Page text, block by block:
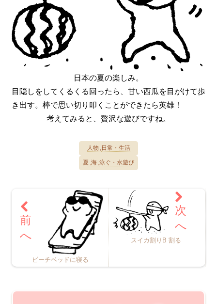
日本の夏の楽しみ。
目隠しをしてくるくる回ったら、甘い西瓜を目がけて歩
き出す。棒で思い切り叩くことができたら英雄！
考えてみると、贅沢な遊びですね。
人物 日常・生活
夏 海 泳ぐ・水遊び
ビーチベッドに寝る
スイカ割りB 割る